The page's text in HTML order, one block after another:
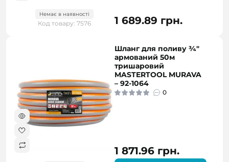
Немає в наявності
Код товару: 7576 1 689.89 грн.
Шланг для поливу ¾"
армований 50м
тришаровий
MASTERTOOL MURAVA
– 92-1064
0
1 871.96 грн.